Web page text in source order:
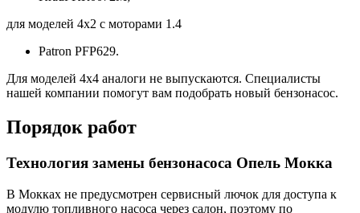
для моделей 4х2 с моторами 1.4
Patron PFP629.
Для моделей 4х4 аналоги не выпускаются. Специалисты
нашей компании помогут вам подобрать новый бензонасос.
Порядок работ
Технология замены бензонасоса Опель Мокка
В Мокках не предусмотрен сервисный лючок для доступа к
модулю топливного насоса через салон, поэтому по